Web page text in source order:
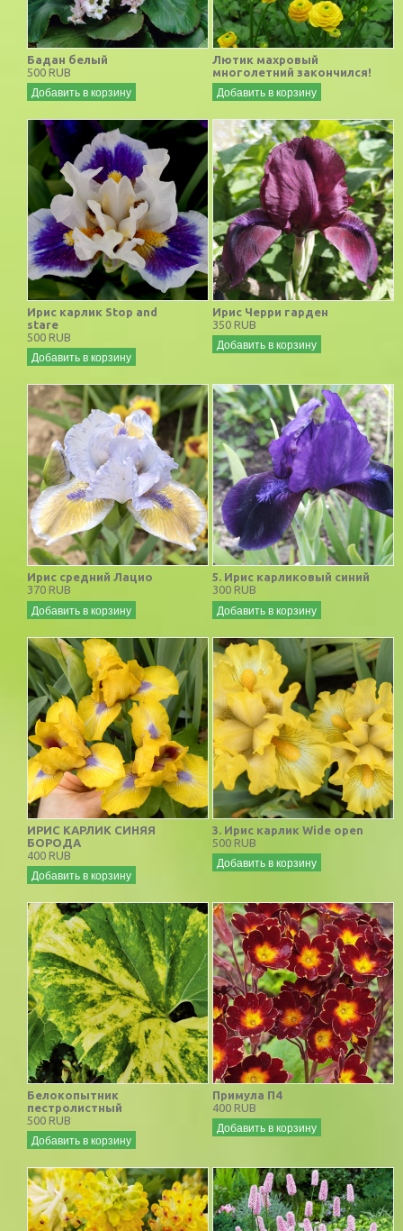
Бадан белый
500 RUB
Добавить в корзину
Лютик махровый
многолетний закончился!
Добавить в корзину
Ирис карлик Stop and
stare
500 RUB
Добавить в корзину
Ирис Черри гарден
350 RUB
Добавить в корзину
Ирис средний Лацио
370 RUB
Добавить в корзину
5. Ирис карликовый синий
300 RUB
Добавить в корзину
ИРИС КАРЛИК СИНЯЯ
БОРОДА
400 RUB
Добавить в корзину
3. Ирис карлик Wide open
500 RUB
Добавить в корзину
Белокопытник
пестролистный
500 RUB
Добавить в корзину
Примула П4
400 RUB
Добавить в корзину